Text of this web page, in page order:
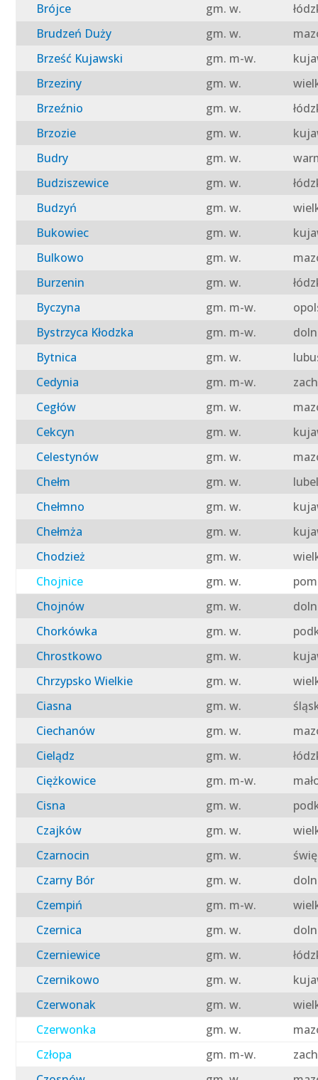
Brójce
gm. w.
Brudzeń Duży
gm. w.
Brześć Kujawski
gm. m-w.
Brzeziny
gm. w.
Brzeźnio
gm. w.
Brzozie
gm. w.
Budry
gm. w.
Budziszewice
gm. w.
Budzyń
gm. w.
Bukowiec
gm. w.
Bulkowo
gm. w.
Burzenin
gm. w.
Byczyna
gm. m-w.
Bystrzyca Kłodzka
gm. m-w.
Bytnica
gm. w.
Cedynia
gm. m-w.
Cegłów
gm. w.
Cekcyn
gm. w.
Celestynów
gm. w.
Chełm
gm. w.
Chełmno
gm. w.
Chełmża
gm. w.
Chodzież
gm. w.
Chojnice
gm. w.
Chojnów
gm. w.
Chorkówka
gm. w.
Chrostkowo
gm. w.
Chrzypsko Wielkie
gm. w.
Ciasna
gm. w.
Ciechanów
gm. w.
Cielądz
gm. w.
Ciężkowice
gm. m-w.
Cisna
gm. w.
Czajków
gm. w.
Czarnocin
gm. w.
Czarny Bór
gm. w.
Czempiń
gm. m-w.
Czernica
gm. w.
Czerniewice
gm. w.
Czernikowo
gm. w.
Czerwonak
gm. w.
Czerwonka
gm. w.
Człopa
gm. m-w.